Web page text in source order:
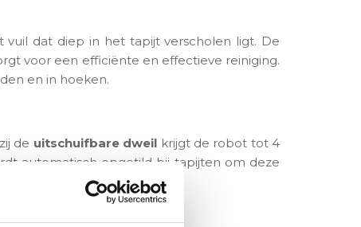
dat diep in het tapijt verscholen ligt. De
voor een efficiënte en effectieve reiniging.
en in hoeken.
de uitschuifbare dweil krijgt de robot tot 4
automatisch opgetild bij tapijten om deze